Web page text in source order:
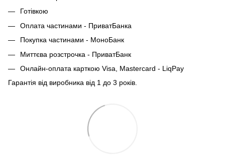
Готівкою
Оплата частинами - ПриватБанка
Покупка частинами - МоноБанк
Миттєва розстрочка - ПриватБанк
Онлайн-оплата карткою Visa, Mastercard - LiqPay
Гарантія від виробника від 1 до 3 років.